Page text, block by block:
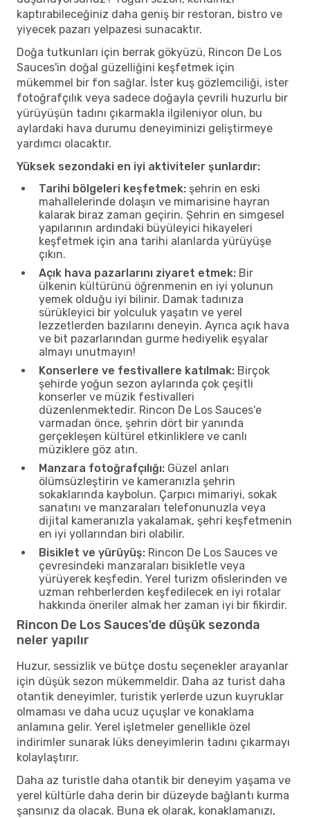
kaptırabileceğiniz daha geniş bir restoran, bistro ve
yiyecek pazarı yelpazesi sunacaktır.
Doğa tutkunları için berrak gökyüzü, Rincon De Los
Sauces'in doğal güzelliğini keşfetmek için
mükemmel bir fon sağlar. İster kuş gözlemciliği, ister
fotoğrafçılık veya sadece doğayla çevrili huzurlu bir
yürüyüşün tadını çıkarmakla ilgileniyor olun, bu
aylardaki hava durumu deneyiminizi geliştirmeye
yardımcı olacaktır.
Yüksek sezondaki en iyi aktiviteler şunlardır:
Tarihi bölgeleri keşfetmek: şehrin en eski
mahallelerinde dolaşın ve mimarisine hayran
kalarak biraz zaman geçirin. Şehrin en simgesel
yapılarının ardındaki büyüleyici hikayeleri
keşfetmek için ana tarihi alanlarda yürüyüşe
çıkın.
Açık hava pazarlarını ziyaret etmek: Bir
ülkenin kültürünü öğrenmenin en iyi yolunun
yemek olduğu iyi bilinir. Damak tadınıza
sürükleyici bir yolculuk yaşatın ve yerel
lezzetlerden bazılarını deneyin. Ayrıca açık hava
ve bit pazarlarından gurme hediyelik eşyalar
almayı unutmayın!
Konserlere ve festivallere katılmak: Birçok
şehirde yoğun sezon aylarında çok çeşitli
konserler ve müzik festivalleri
düzenlenmektedir. Rincon De Los Sauces'e
varmadan önce, şehrin dört bir yanında
gerçekleşen kültürel etkinliklere ve canlı
müziklere göz atın.
Manzara fotoğrafçılığı: Güzel anları
ölümsüzleştirin ve kameranızla şehrin
sokaklarında kaybolun. Çarpıcı mimariyi, sokak
sanatını ve manzaraları telefonunuzla veya
dijital kameranızla yakalamak, şehri keşfetmenin
en iyi yollarından biri olabilir.
Bisiklet ve yürüyüş: Rincon De Los Sauces ve
çevresindeki manzaraları bisikletle veya
yürüyerek keşfedin. Yerel turizm ofislerinden ve
uzman rehberlerden keşfedilecek en iyi rotalar
hakkında öneriler almak her zaman iyi bir fikirdir.
Rincon De Los Sauces'de düşük sezonda
neler yapılır
Huzur, sessizlik ve bütçe dostu seçenekler arayanlar
için düşük sezon mükemmeldir. Daha az turist daha
otantik deneyimler, turistik yerlerde uzun kuyruklar
olmaması ve daha ucuz uçuşlar ve konaklama
anlamına gelir. Yerel işletmeler genellikle özel
indirimler sunarak lüks deneyimlerin tadını çıkarmayı
kolaylaştırır.
Daha az turistle daha otantik bir deneyim yaşama ve
yerel kültürle daha derin bir düzeyde bağlantı kurma
şansınız da olacak. Buna ek olarak, konaklamanızı,